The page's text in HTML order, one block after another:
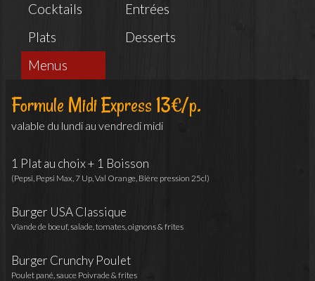
Cocktails
Entrées
Plats
Desserts
Menus
Formule Midi Express 13€/p.
valable du lundi au vendredi midi
1 Plat au choix + 1 Boisson
(Pepsi, Pepsi Max, 7 Up, Val Orange, Bière pression 25cl)
Burger USA Classique
Viande de boeuf, salade, tomates, oignons & frites
Burger Crunchy Poulet
Poulet pané, sauce Poivrade & frites